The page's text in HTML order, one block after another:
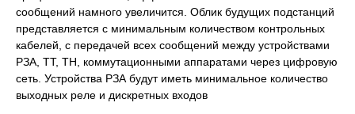
сообщений намного увеличится. Облик будущих подстанций
представляется с минимальным количеством контрольных
кабелей, с передачей всех сообщений между устройствами
РЗА, ТТ, ТН, коммутационными аппаратами через цифровую
сеть. Устройства РЗА будут иметь минимальное количество
выходных реле и дискретных входов